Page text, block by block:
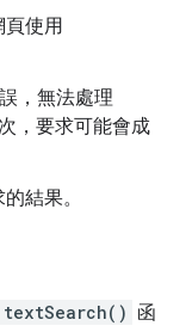
頁使用
，無法處理
，要求可能會成
結果。
textSearch() 函